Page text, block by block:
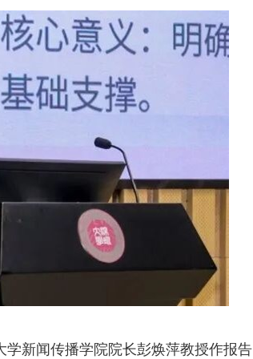
新闻传播学院院长彭焕萍教授作报告